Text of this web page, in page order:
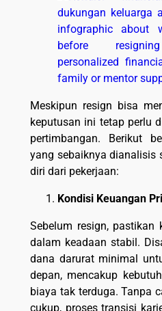
Meskipun resign bisa
keputusan ini tetap perlu
pertimbangan. Berikut
yang sebaiknya dianalisis
diri dari pekerjaan:
Kondisi Keuangan
Sebelum resign, pastikan
dalam keadaan stabil.
dana darurat minimal
depan, mencakup
biaya tak terduga. Tanpa
cukup, proses transisi